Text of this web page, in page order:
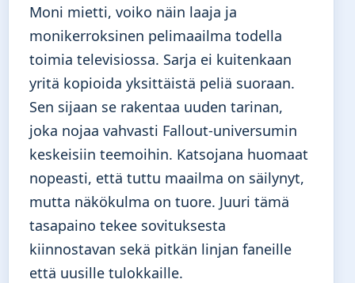
Moni mietti, voiko näin laaja ja
monikerroksinen pelimaailma todella
toimia televisiossa. Sarja ei kuitenkaan
yritä kopioida yksittäistä peliä suoraan.
Sen sijaan se rakentaa uuden tarinan,
joka nojaa vahvasti Fallout-universumin
keskeisiin teemoihin. Katsojana huomaat
nopeasti, että tuttu maailma on säilynyt,
mutta näkökulma on tuore. Juuri tämä
tasapaino tekee sovituksesta
kiinnostavan sekä pitkän linjan faneille
että uusille tulokkaille.